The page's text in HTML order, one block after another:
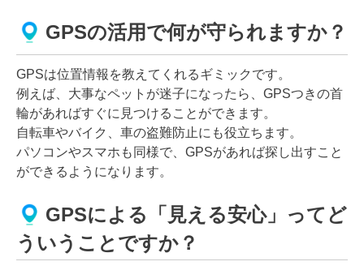
GPSの活用で何が守られますか？
GPSは位置情報を教えてくれるギミックです。
例えば、大事なペットが迷子になったら、GPSつきの首
輪があればすぐに見つけることができます。
自転車やバイク、車の盗難防止にも役立ちます。
パソコンやスマホも同様で、GPSがあれば探し出すこと
ができるようになります。
GPSによる「見える安心」ってど
ういうことですか？